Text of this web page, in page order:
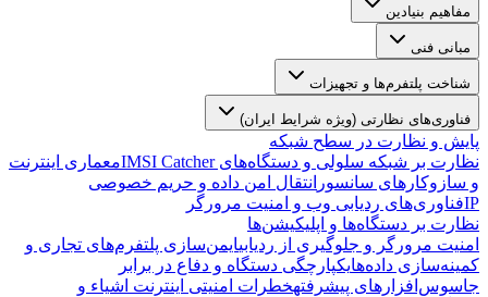
مفاهیم بنیادین
مبانی فنی
شناخت پلتفرم‌ها و تجهیزات
فناوری‌های نظارتی (ویژه شرایط ایران)
پایش و نظارت در سطح شبکه
نظارت بر شبکه سلولی و دستگاه‌های IMSI Catcher
معماری اینترنت
و سازوکارهای سانسور انتقال امن داده و حریم خصوصی
IPفناوری‌های ردیابی وب و امنیت مرورگر
نظارت بر دستگاه‌ها و اپلیکیشن‌ها
امنیت مرورگر و جلوگیری از ردیابیایمن‌سازی پلتفرم‌های تجاری و
کمینه‌سازی داده‌هایکپارچگی دستگاه و دفاع در برابر
جاسوس‌افزارهای پیشرفتهخطرات امنیتی اینترنت اشیاء و